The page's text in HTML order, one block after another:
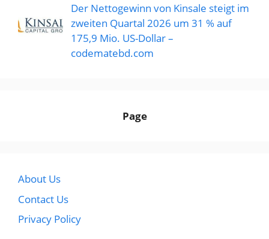
Der Nettogewinn von Kinsale steigt im
zweiten Quartal 2026 um 31 % auf
175,9 Mio. US-Dollar –
codematebd.com
Page
About Us
Contact Us
Privacy Policy